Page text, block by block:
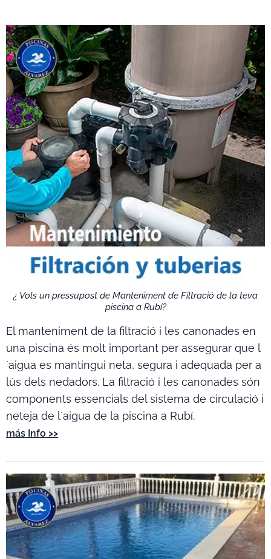
¿ Vols un pressupost de Manteniment de Filtració de la teva
piscina a Rubí?
El manteniment de la filtració i les canonades en
una piscina és molt important per assegurar que l
´aigua es mantingui neta, segura i adequada per a
lús dels nedadors. La filtració i les canonades són
components essencials del sistema de circulació i
neteja de l´aigua de la piscina a Rubí.
más Info >>